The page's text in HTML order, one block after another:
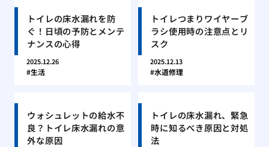
トイレの床水漏れを防
ぐ！日頃の予防とメンテ
ナンスの心得
2025.12.26
生活
トイレつまりワイヤーブ
ラシ使用時の注意点とリ
スク
2025.12.13
水道修理
ウォシュレットの給水不
良？トイレ床水漏れの意
外な原因
トイレの床水漏れ、緊急
時に知るべき原因と対処
法